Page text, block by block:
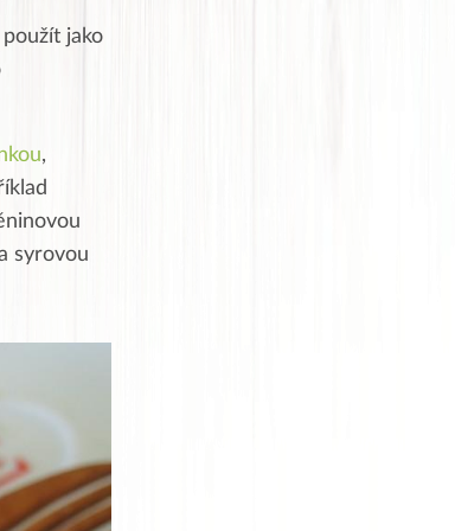
jako
,
syrovou